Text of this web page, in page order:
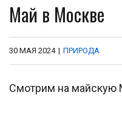
Май в Москве
30 МАЯ 2024 | ПРИРОДА
Смотрим на майскую